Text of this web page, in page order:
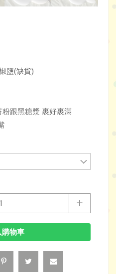
鹽(缺貨)
跟黑糖漿 裹好裹滿
+
購物車